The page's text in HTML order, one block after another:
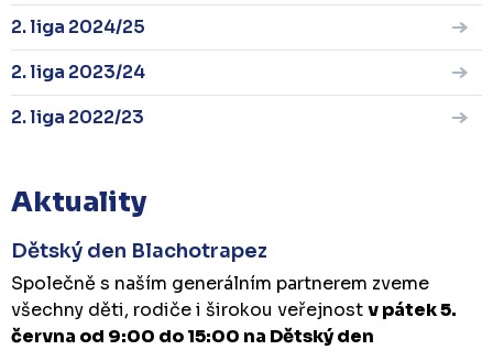
2. liga 2024/25
2. liga 2023/24
2. liga 2022/23
Aktuality
Dětský den Blachotrapez
Společně s naším generálním partnerem zveme
všechny děti, rodiče i širokou veřejnostv pátek 5.
června od 9:00 do 15:00 na Dětský den